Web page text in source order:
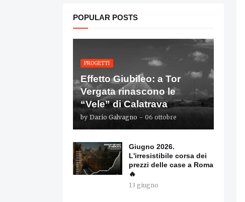
POPULAR POSTS
PROGETTI
Effetto Giubileo: a Tor
Vergata rinascono le
“Vele” di Calatrava
by Dario Galvagno - 06 ottobre
Giugno 2026.
L'irresistibile corsa dei
prezzi delle case a Roma
🔥
13 giugno